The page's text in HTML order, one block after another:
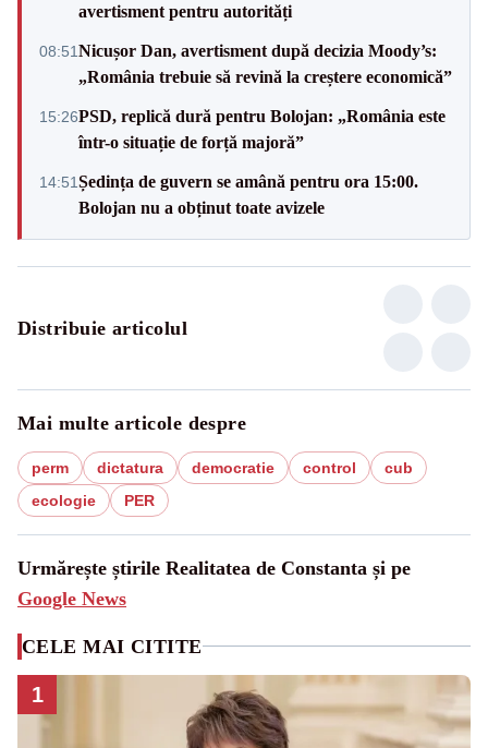
avertisment pentru autorități
08:51Nicușor Dan, avertisment după decizia Moody’s:
„România trebuie să revină la creștere economică”
15:26PSD, replică dură pentru Bolojan: „România este
într-o situație de forță majoră”
14:51Ședința de guvern se amână pentru ora 15:00.
Bolojan nu a obținut toate avizele
Distribuie articolul
Mai multe articole despre
perm dictatura democratie control
cub
ecologie
PER
Urmărește știrile Realitatea de Constanta și pe
Google News
CELE MAI CITITE
1